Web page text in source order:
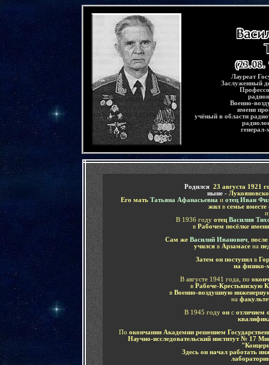
Лауреат
Заслуженный
Военно-
имени
учёный в области
генерал-
Родился 23 августа 1921
ныне -
Его мать Татьяна Афанасьевна и отец Иван
жил в семье вместе
и
В 1936 году отецВасилия
в Рабочем посёлке
Сам же Василий Иванович
учился в Арзамасе на
Затем он поступил в
на физико-
В августе 1941 года, по
в Рабоче-Крестьянскую
в Военно-воздушную
на
В 1945 годуон с отличием
По окончании Академии решением
Научно-исследовательский институт № 17
Здесь он начал работать